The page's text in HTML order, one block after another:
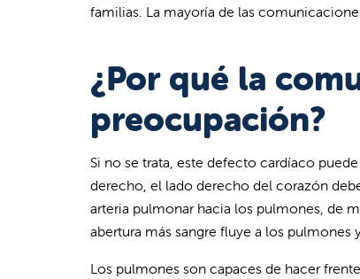
familias. La mayoría de las
¿Por qué la
preocupación?
Si no se trata, este defecto cardíaco
derecho, el lado derecho del corazón
arteria pulmonar hacia los pulmones, de
abertura más sangre fluye a los pulmones
Los pulmones son capaces de hacer